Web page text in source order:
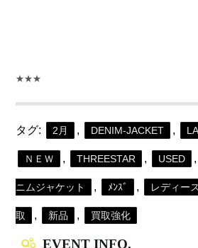
★★★
タグ: 2月 , DENIM-JACKET ,
ＮＥＷ , THREESTAR , USED ,
ニムジャケット , ﾒﾝｽﾞ , レディース
取 , 新品 , 買取強化
EVENT INFO.